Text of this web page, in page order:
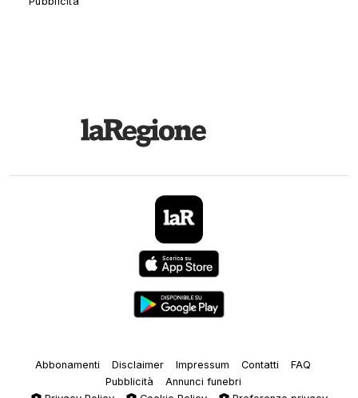
Abbonamenti Disclaimer Impressum Contatti
FAQ
Pubblicità
Annunci funebri